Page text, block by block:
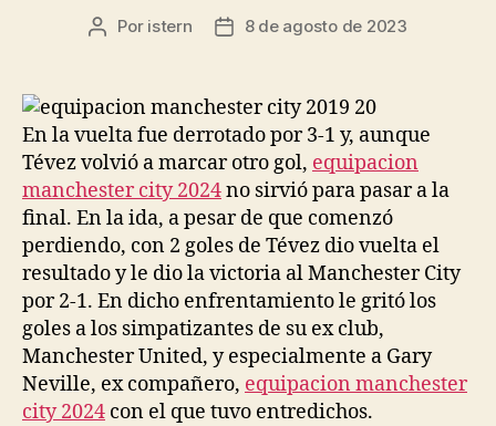
Autor
entrada
Por istern
Fecha
entrada
8 de agosto de 2023
En la vuelta fue derrotado por 3-1 y, aunque
Tévez volvió a marcar otro gol, equipacion
manchester city 2024no sirvió para pasar a la
final. En la ida, a pesar de que comenzó
perdiendo, con 2 goles de Tévez dio vuelta el
resultado y le dio la victoria al Manchester City
por 2-1. En dicho enfrentamiento le gritó los
goles a los simpatizantes de su ex club,
Manchester United, y especialmente a Gary
Neville, ex compañero, equipacion manchester
city 2024 con el que tuvo entredichos.